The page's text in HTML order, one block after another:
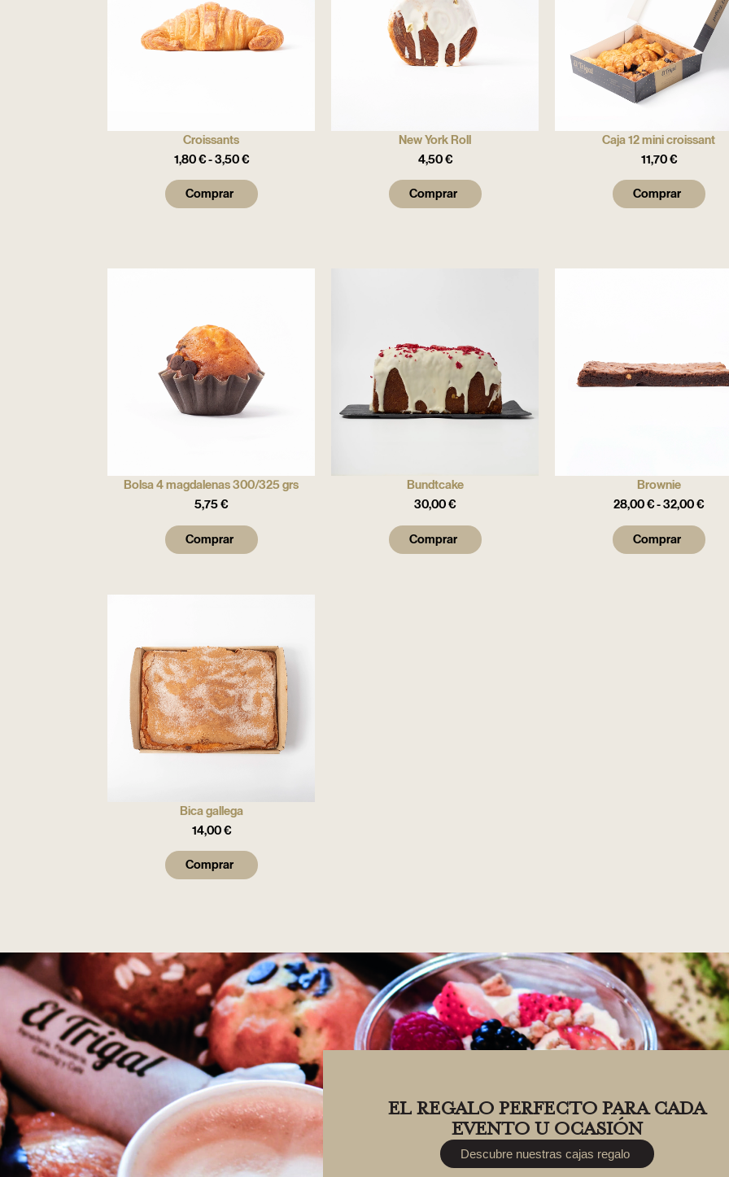
Croissants
1,80€-3,50€
Comprar
New York Roll
4,50€
Comprar
Caja 12 mini croissant
11,70€
Comprar
Bolsa 4 magdalenas 300/325 grs
5,75€
Comprar
Bundtcake
30,00€
Comprar
Brownie
28,00€-32,00€
Comprar
Bica gallega
14,00€
Comprar
EL REGALO PERFECTO PARA CADA
EVENTO U OCASIÓN
Descubre nuestras cajas regalo